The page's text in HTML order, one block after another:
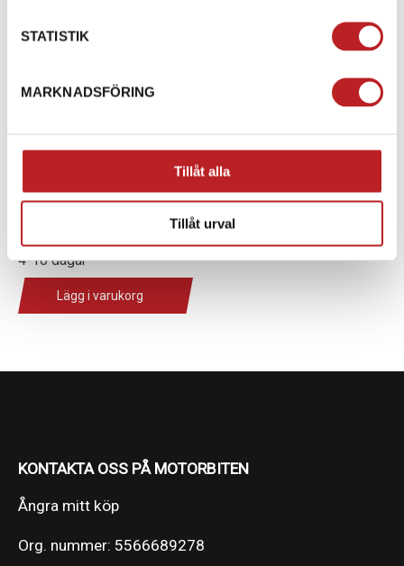
STATISTIK
MARKNADSFÖRING
Tillåt alla
Tillåt urval
Bronco Spacerplattor
995,00 kr
4-10 dagar
Lägg i varukorg
KONTAKTA OSS PÅ MOTORBITEN
Ångra mitt köp
Org. nummer: 5566689278